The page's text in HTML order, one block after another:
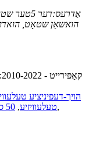
אַדרעס:
דער
הואשאַן שטאָט, הואדו
© קאַפּירייט - 2010-2022: אַלע רעכטן רעזערווירט.
הויך-דעפיניציע
4k טעלעוויזיע, 50 סמאַרט טעלעוויזיעס ,